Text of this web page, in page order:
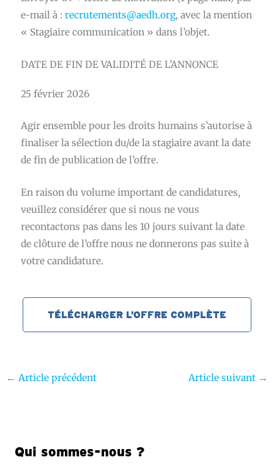
e-mail à : recrutements@aedh.org, avec la mention
« Stagiaire communication » dans l’objet.
DATE DE FIN DE VALIDITÉ DE L’ANNONCE
25 février 2026
Agir ensemble pour les droits humains s’autorise à
finaliser la sélection du/de la stagiaire avant la date
de fin de publication de l’offre.
En raison du volume important de candidatures,
veuillez considérer que si nous ne vous
recontactons pas dans les 10 jours suivant la date
de clôture de l’offre nous ne donnerons pas suite à
votre candidature.
TÉLÉCHARGER L’OFFRE COMPLÈTE
← Article précédent Article suivant →
Qui sommes-nous ?